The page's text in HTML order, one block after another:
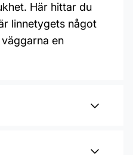
Här hittar du
linnetygets något
en
Tapeter